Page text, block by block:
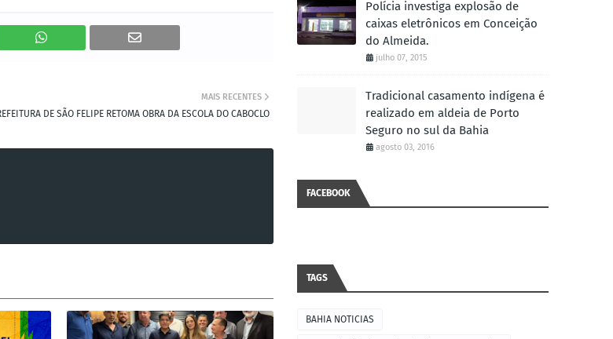
MAIS RECENTES
DE SÃO FELIPE RETOMA OBRA DA ESCOLA DO CABOCLO
Polícia investiga explosão de
caixas eletrônicos em Conceição
do Almeida.
julho 07, 2015
Tradicional casamento indígena é
realizado em aldeia de Porto
Seguro no sul da Bahia
agosto 03, 2016
FACEBOOK
TAGS
BAHIA NOTICIAS